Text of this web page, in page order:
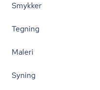
Smykker
Tegning
Maleri
Syning